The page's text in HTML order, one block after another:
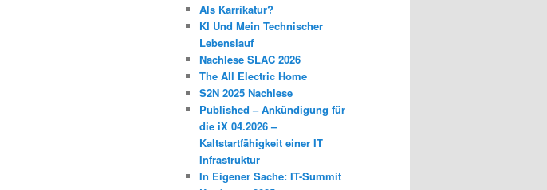
Als Karrikatur?
KI Und Mein Technischer
Lebenslauf
Nachlese SLAC 2026
The All Electric Home
S2N 2025 Nachlese
Published – Ankündigung für
die iX 04.2026 –
Kaltstartfähigkeit einer IT
Infrastruktur
In Eigener Sache: IT-Summit